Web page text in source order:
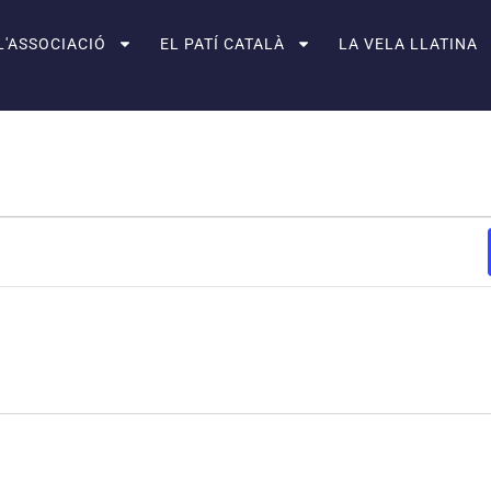
EL PATÍ CATALÀ LA VELA LLATINA